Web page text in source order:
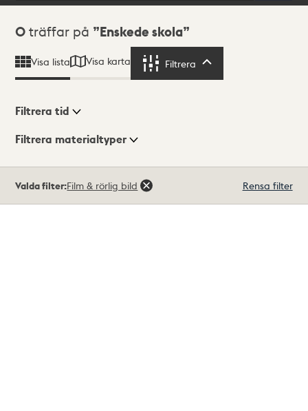
Sökresultat
0 träffar på Enskede skola
Visa lista Visa karta Filtrera
Visningsläge
Filtrera tid
Filtrera materialtyper
träffar
Valda filter:Film & rörlig bild Rensa filter